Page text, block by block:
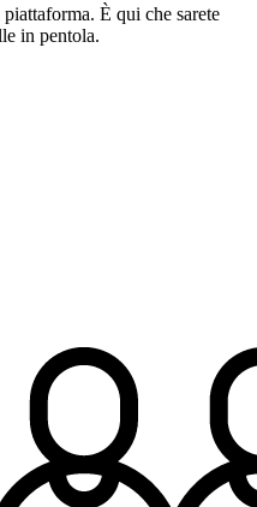
È qui che sarete
in pentola.